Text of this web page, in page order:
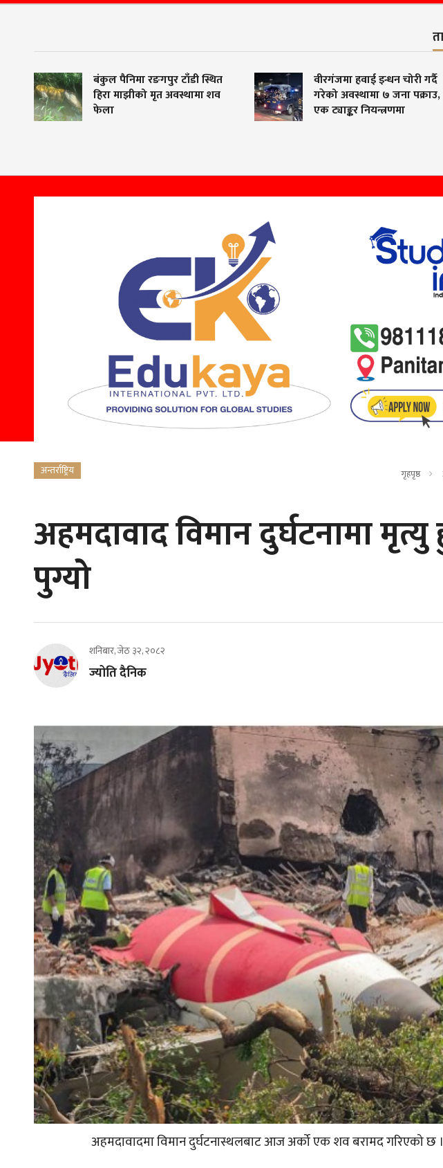
बंकुल पैनिमा रङगपुर टाँडी स्थित
हिरा माझीको मृत अवस्थामा शव
फेला
वीरगंजमा हवाई इन्धन चोरी गर्दै
गरेको अवस्थामा ७ जना पक्राउ,
एक ट्याङ्कर नियन्त्रणमा
अन्तर्राष्ट्रिय गृहपृष्ठ
अहमदावाद विमान दुर्घटनामा
पुग्यो
शनिबार, जेठ ३२, २०८२
ज्योति दैनिक
अहमदावादमा विमान दुर्घटनास्थलबाट आज अर्को एक शव बरामद गरिएको छ ।